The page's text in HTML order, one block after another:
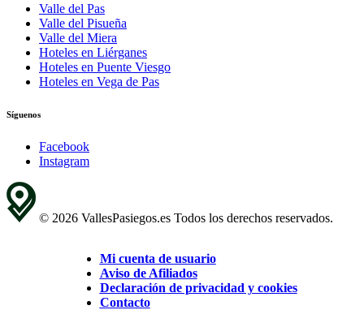
Valle del Pas
Valle del Pisueña
Valle del Miera
Hoteles en Liérganes
Hoteles en Puente Viesgo
Hoteles en Vega de Pas
Síguenos
Facebook
Instagram
© 2026 VallesPasiegos.es Todos los derechos reservados.
Mi cuenta de usuario
Aviso de Afiliados
Declaración de privacidad y cookies
Contacto